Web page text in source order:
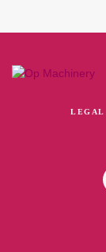
LEGAL